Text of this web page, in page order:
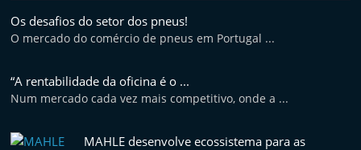
Os desafios do setor dos pneus!
O mercado do comércio de pneus em Portugal ...
“A rentabilidade da oficina é o ...
Num mercado cada vez mais competitivo, onde a ...
MAHLE desenvolve ecossistema para as